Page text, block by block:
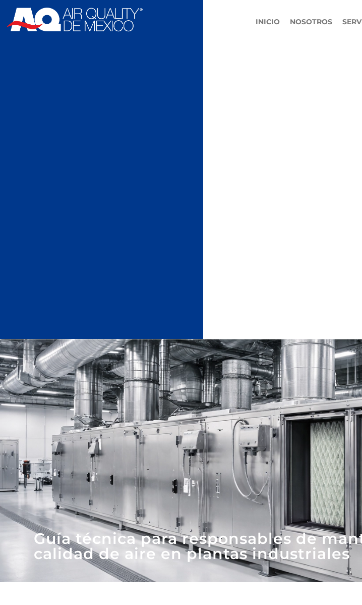
content
INICIO NOSOTROS
Guía técnica para responsables de
calidad de aire en plantas industriales